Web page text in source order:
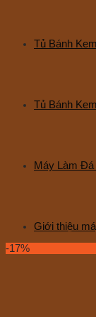
Tủ Bánh
Tủ Bánh
Máy Làm
Giới thiệu
-17%